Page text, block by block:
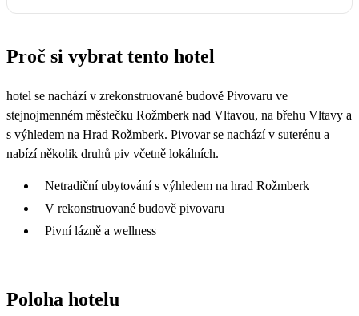
Proč si vybrat tento hotel
hotel se nachází v zrekonstruované budově Pivovaru ve
stejnojmenném městečku Rožmberk nad Vltavou, na břehu Vltavy a
s výhledem na Hrad Rožmberk. Pivovar se nachází v suterénu a
nabízí několik druhů piv včetně lokálních.
Netradiční ubytování s výhledem na hrad Rožmberk
V rekonstruované budově pivovaru
Pivní lázně a wellness
Poloha hotelu